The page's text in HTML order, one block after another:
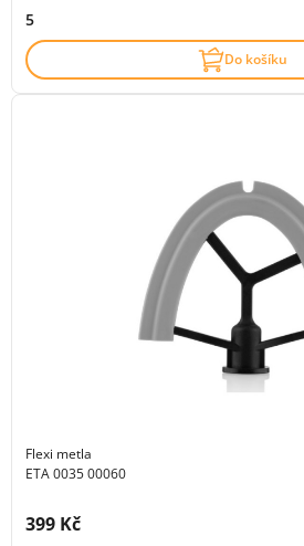
5
Do košíku
Flexi metla
ETA 0035 00060
Cena s DPH:
399 Kč